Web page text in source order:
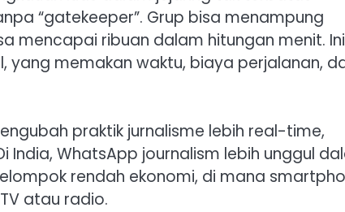
“gatekeeper”. Grup bisa menampung
mencapai ribuan dalam hitungan menit. Ini
yang memakan waktu, biaya perjalanan,
praktik jurnalisme lebih real-time,
WhatsApp journalism lebih unggul
rendah ekonomi, di mana
atau radio.